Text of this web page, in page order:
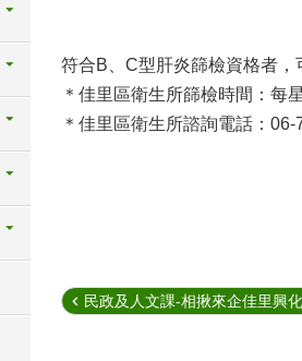
符合B、C型肝炎篩檢資格者，
＊佳里區衛生所篩檢時間：每
＊佳里區衛生所諮詢電話：
民政及人文課-相揪來企佳里興化